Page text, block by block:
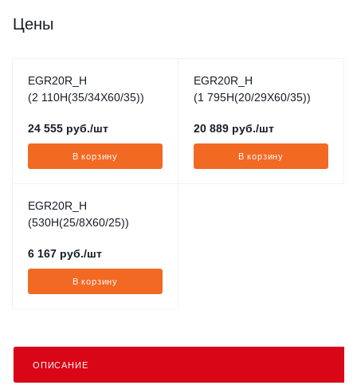
Цены
EGR20R_H
(2 110H(35/34X60/35))
24 555 руб./шт
В корзину
EGR20R_H
(1 795H(20/29X60/35))
20 889 руб./шт
В корзину
EGR20R_H
(530H(25/8X60/25))
6 167 руб./шт
В корзину
ОПИСАНИЕ